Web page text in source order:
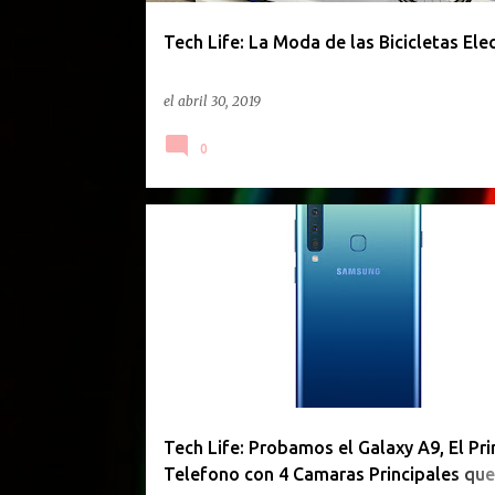
d
Tech Life: La Moda de las Bicicletas
el abril 30, 2019
0
Tech Life: Probamos el Galaxy A9, El
Telefono con 4 Camaras Principales que